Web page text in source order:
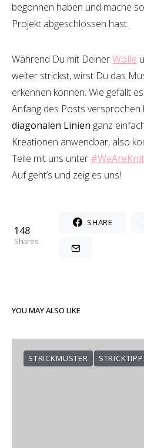
begonnen haben und mache
Projekt abgeschlossen hast.
Während Du mit DeinerWolle
weiter strickst, wirst Du das
erkennen können. Wie gefällt
Anfang des Posts
diagonalen Linien ganz
Kreationen anwendbar, also
Teile mit uns unter
Auf geht’s und zeig es uns!
148
Shares
SHARE
YOU MAY ALSO LIKE
STRICKMUSTER